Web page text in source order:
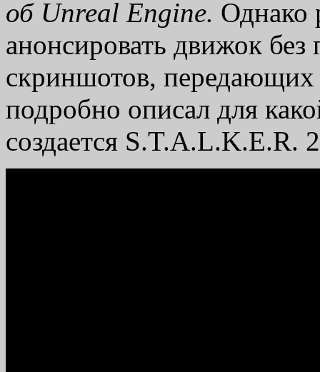
об Unreal Engine. Однако
анонсировать движок
скриншотов,
подробно описал для
создается S.T.A.L.K.E.R.